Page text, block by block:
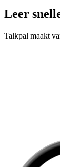
Leer
Talkpal maakt